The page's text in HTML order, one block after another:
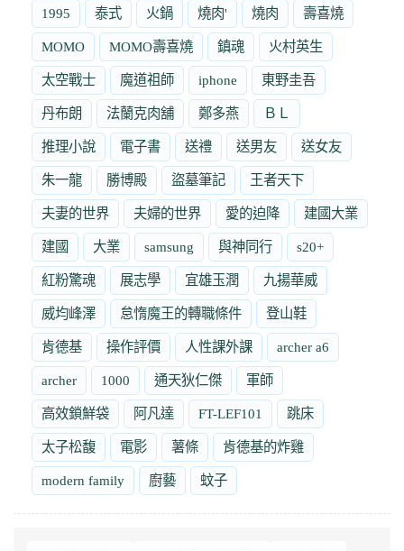
1995 泰式 火鍋 燒肉' 燒肉 壽喜燒
MOMO MOMO壽喜燒 鎮魂 火村英生
太空戰士 魔道祖師 iphone 東野圭吾
丹布朗 法蘭克肉舖 鄭多燕 ＢＬ
推理小說 電子書 送禮 送男友 送女友
朱一龍 勝博殿 盜墓筆記 王者天下
夫妻的世界 夫婦的世界 愛的迫降 建國大業
建國 大業 samsung 與神同行 s20+
紅粉驚魂 展志學 宜雄玉潤 九揚華威
威均峰澤 怠惰魔王的轉職條件 登山鞋
肯德基 操作評價 人性課外課 archer a6
archer 1000 通天狄仁傑 軍師
高效鎖鮮袋 阿凡達 FT-LEF101 跳床
太子松馥 電影 薯條 肯德基的炸雞
modern family 廚藝 蚊子